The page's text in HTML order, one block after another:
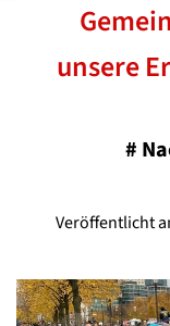
unsere
#
Veröffentlicht